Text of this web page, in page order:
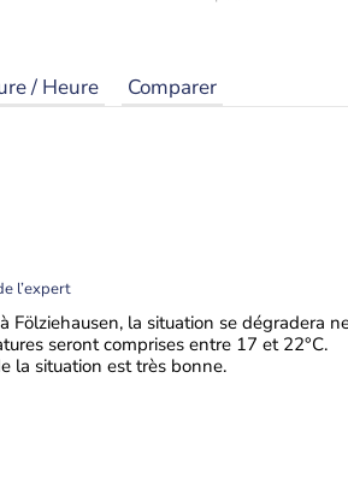
/ Heure Comparer
l’expert
Fölziehausen, la situation se dégradera
seront comprises entre 17 et 22°C.
la situation est très bonne.